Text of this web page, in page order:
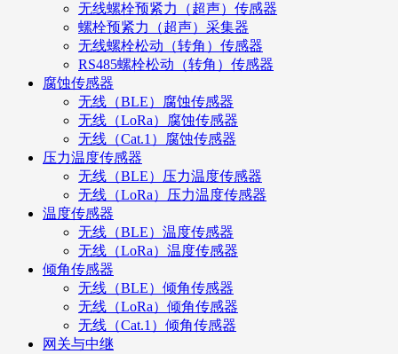
无线螺栓预紧力（超声）传感器
螺栓预紧力（超声）采集器
无线螺栓松动（转角）传感器
RS485螺栓松动（转角）传感器
腐蚀传感器
无线（BLE）腐蚀传感器
无线（LoRa）腐蚀传感器
无线（Cat.1）腐蚀传感器
压力温度传感器
无线（BLE）压力温度传感器
无线（LoRa）压力温度传感器
温度传感器
无线（BLE）温度传感器
无线（LoRa）温度传感器
倾角传感器
无线（BLE）倾角传感器
无线（LoRa）倾角传感器
无线（Cat.1）倾角传感器
网关与中继